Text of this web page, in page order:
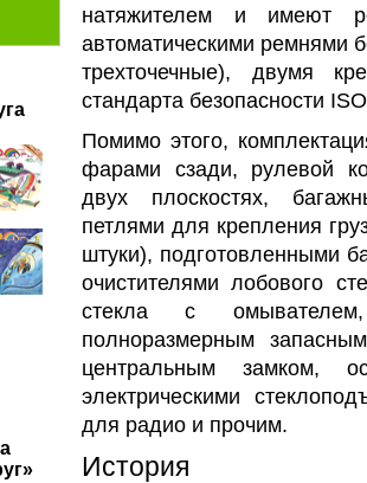
натяжителем и имеют
автоматическими ремнями
трехточечные), двумя
стандарта безопасности
Помимо этого,
фарами сзади, рулевой
двух плоскостях,
петлями для крепления
штуки), подготовленными
очистителями лобового
стекла с
полноразмерным
центральным замком,
электрическими
для радио и прочим.
История